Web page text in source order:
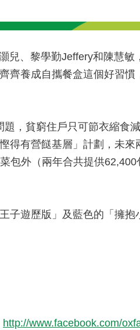
、黎學勤Jeffery和陳慧
養成自攜餐盒這個好習
，貧窮住戶只可節衣縮食
有營餸基層」計劃，未
外（兩年合共提供
子遊歷版」及藍色的「擁抱
http://www.facebook.com/